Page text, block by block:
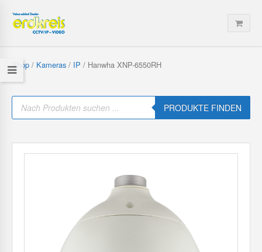
Shop / Kameras / IP / Hanwha XNP-6550RH
P
o
PRODUKTE FINDEN